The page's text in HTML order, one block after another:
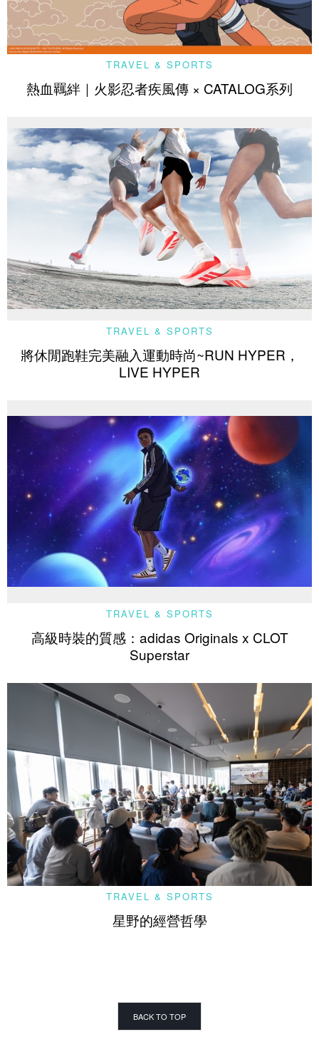
TRAVEL & SPORTS
熱血羈絆｜火影忍者疾風傳 × CATALOG系列
TRAVEL & SPORTS
將休閒跑鞋完美融入運動時尚~RUN HYPER，
LIVE HYPER
TRAVEL & SPORTS
高級時裝的質感：adidas Originals x CLOT
Superstar
TRAVEL & SPORTS
星野的經營哲學
BACK TO TOP